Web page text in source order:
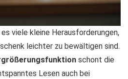
viele kleine Herausforderungen,
leichter zu bewältigen sind.
schont die
Lesen auch bei